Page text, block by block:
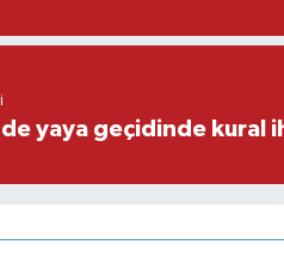
yaya geçidinde kural